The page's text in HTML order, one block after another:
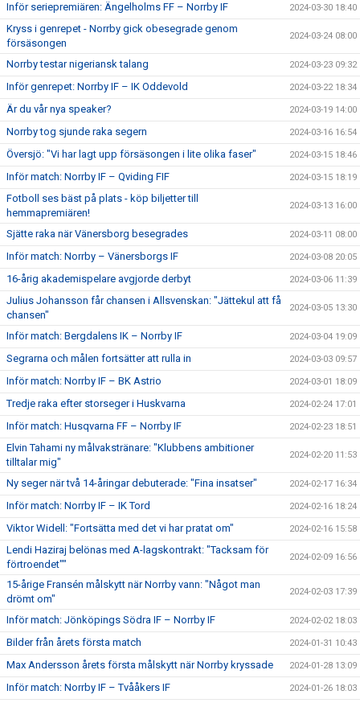
Inför seriepremiären: Ängelholms FF – Norrby IF 2024-03-30 18:40
Kryss i genrepet - Norrby gick obesegrade genom
försäsongen
2024-03-24 08:00
Norrby testar nigeriansk talang 2024-03-23 09:32
Inför genrepet: Norrby IF – IK Oddevold 2024-03-22 18:34
Är du vår nya speaker? 2024-03-19 14:00
Norrby tog sjunde raka segern 2024-03-16 16:54
Översjö: "Vi har lagt upp försäsongen i lite olika faser" 2024-03-15 18:46
Inför match: Norrby IF – Qviding FIF 2024-03-15 18:19
Fotboll ses bäst på plats - köp biljetter till
hemmapremiären!
2024-03-13 16:00
Sjätte raka när Vänersborg besegrades 2024-03-11 08:00
Inför match: Norrby – Vänersborgs IF 2024-03-08 20:05
16-årig akademispelare avgjorde derbyt 2024-03-06 11:39
Julius Johansson får chansen i Allsvenskan: "Jättekul att få
chansen"
2024-03-05 13:30
Inför match: Bergdalens IK – Norrby IF 2024-03-04 19:09
Segrarna och målen fortsätter att rulla in 2024-03-03 09:57
Inför match: Norrby IF – BK Astrio 2024-03-01 18:09
Tredje raka efter storseger i Huskvarna 2024-02-24 17:01
Inför match: Husqvarna FF – Norrby IF 2024-02-23 18:51
Elvin Tahami ny målvakstränare: "Klubbens ambitioner
tilltalar mig"
2024-02-20 11:53
Ny seger när två 14-åringar debuterade: "Fina insatser" 2024-02-17 16:34
Inför match: Norrby IF – IK Tord 2024-02-16 18:24
Viktor Widell: "Fortsätta med det vi har pratat om" 2024-02-16 15:58
Lendi Haziraj belönas med A-lagskontrakt: "Tacksam för
förtroendet""
2024-02-09 16:56
15-årige Fransén målskytt när Norrby vann: "Något man
drömt om"
2024-02-03 17:39
Inför match: Jönköpings Södra IF – Norrby IF 2024-02-02 18:03
Bilder från årets första match 2024-01-31 10:43
Max Andersson årets första målskytt när Norrby kryssade 2024-01-28 13:09
Inför match: Norrby IF – Tvååkers IF 2024-01-26 18:03